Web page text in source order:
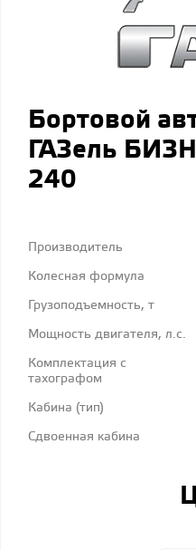
Бортовой
ГАЗель
240
Производитель
Колесная формула
Грузоподъемность, т
Мощность двигателя, л.с.
Комплектация с
тахографом
Кабина (тип)
Сдвоенная кабина